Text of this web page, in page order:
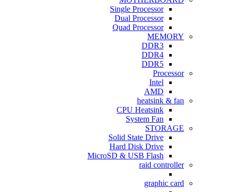
Single Processor
Dual Processor
Quad Processor
MEMORY
DDR3
DDR4
DDR5
Processor
Intel
AMD
heatsink & fan
CPU Heatsink
System Fan
STORAGE
Solid State Drive
Hard Disk Drive
MicroSD & USB Flash
raid controller
graphic card